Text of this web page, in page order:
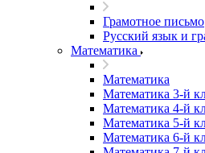
Грамотное письмо
Русский язык и
Математика
Математика
Математика 3-й
Математика 4-й
Математика 5-й
Математика 6-й